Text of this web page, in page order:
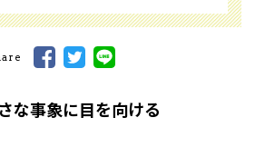
な事象に目を向ける